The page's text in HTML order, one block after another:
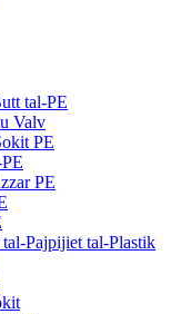
tal-PE
Valv
PE
PE
Pajpijiet tal-Plastik